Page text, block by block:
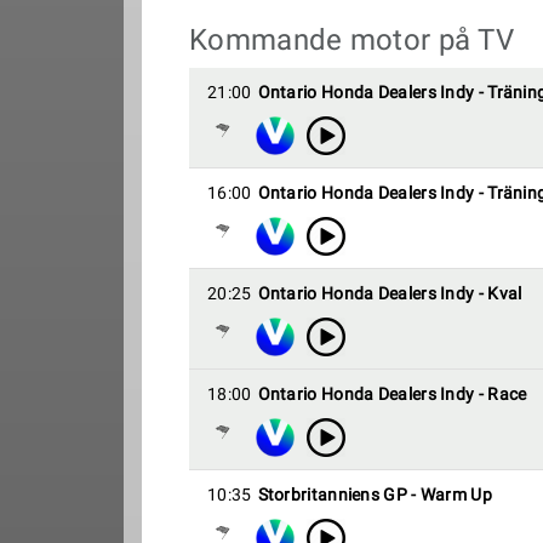
Kommande motor på TV
21:00 Ontario Honda Dealers Indy -
16:00 Ontario Honda Dealers Indy -
20:25 Ontario Honda Dealers Indy - Kval
18:00 Ontario Honda Dealers Indy - Race
10:35 Storbritanniens GP - Warm Up